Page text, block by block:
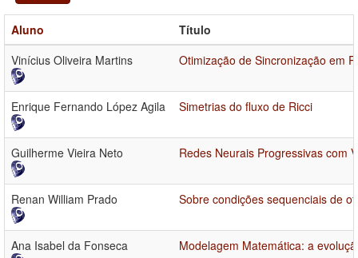
Aluno
Título
Vinícius Oliveira Martins
Otimização de Sincronização em
Enrique Fernando López Agila Simetrias do fluxo de Ricci
Guilherme Vieira Neto Redes Neurais Progressivas com
Renan William Prado Sobre condições sequenciais de
Ana Isabel da Fonseca Modelagem Matemática: a